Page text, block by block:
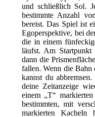
und schließlich Sol.
bestimmte Anzahl
bereist.Das Spiel ist
Egoperspektive, bei
die in einem
läufst. Am Startpunkt
dann die
fallen. Wenn die
kannst du
deine Zeitanzeige
einem „T“
bestimmten, mit
markierten Kacheln